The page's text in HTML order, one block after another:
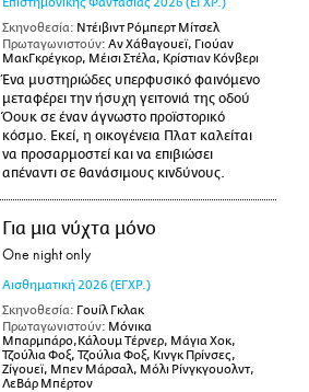
Σκηνοθεσία: Ντέιβιντ Ρόμπερτ Μίτσελ
Πρωταγωνιστούν: Αν Χάθαγουεϊ, Γιούαν
ΜακΓκρέγκορ, Μέισι Στέλα, Κρίστιαν Κόνβερι
Ένα μυστηριώδες υπερφυσικό φαινόμενο
μεταφέρει την ήσυχη γειτονιά της οδού
Όουκ σε έναν άγνωστο προϊστορικό
κόσμο. Εκεί, η οικογένεια Πλατ καλείται
να προσαρμοστεί και να επιβιώσει
απέναντι σε θανάσιμους κινδύνους.
Για μια νύχτα μόνο
One night only
Αισθηματική 2026 (ΕΓΧΡ.)
Σκηνοθεσία: Γουίλ Γκλακ
Πρωταγωνιστούν: Μόνικα
Μπαρμπάρο,Κάλουμ Τέρνερ, Μάγια Χοκ,
Τζούλια Φοξ, Τζούλια Φοξ, Κινγκ Πρίνσες,
Ζίγουεϊ, Μπεν Μάρσαλ, Μόλι Ρίνγκγουολντ,
ΛεΒάρ Μπέρτον